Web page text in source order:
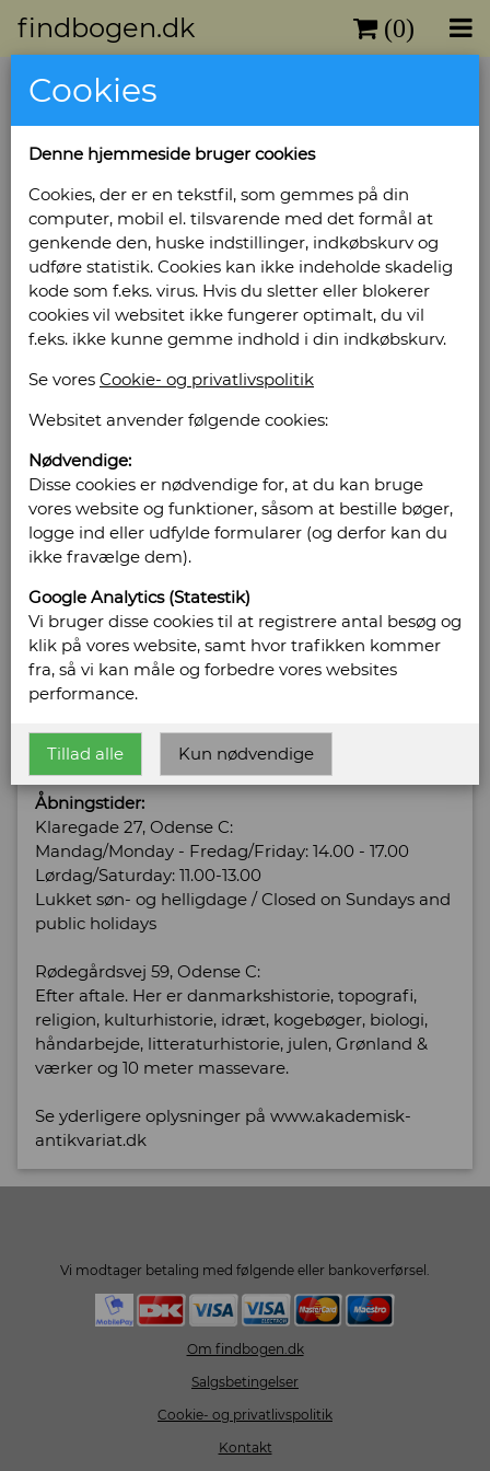
findbogen.dk (0)
Adolf Hitlers Proklamation til det
Udgivet år: 1941 -
Bog ID: 1831
Pjece
Pris: Kr. 105,00
Læg i kurv
Sælges af: Akademisk
Antikvariat
Klaregade 27
5000 Odense C
Telefonnr: 66 17 75 48
CVR/SE: 12316275
Hjemmeside: http://www.akademisk-antikvariat.dk
Email: info@akademisk-antikvariat.dk
Vis alle bøger fra Akademisk Antikvariat
Åbningstider:
Klaregade 27, Odense C:
Mandag/Monday - Fredag/Friday: 14.00 - 17.00
Lørdag/Saturday: 11.00-13.00
Lukket søn- og helligdage / Closed on Sundays and
public holidays
Rødegårdsvej 59, Odense C:
Efter aftale. Her er danmarkshistorie, topografi,
religion, kulturhistorie, idræt, kogebøger, biologi,
håndarbejde, litteraturhistorie, julen, Grønland &
værker og 10 meter massevare.
Se yderligere oplysninger på www.akademisk-
antikvariat.dk
Vi modtager betaling med følgende eller bankoverførsel.
Om findbogen.dk
Salgsbetingelser
Cookie- og privatlivspolitik
Kontakt
Cookies
Denne hjemmeside bruger cookies
Cookies, der er en tekstfil, som gemmes på din
computer, mobil el. tilsvarende med det formål at
genkende den, huske indstillinger, indkøbskurv og
udføre statistik. Cookies kan ikke indeholde skadelig
kode som f.eks. virus. Hvis du sletter eller blokerer
cookies vil websitet ikke fungerer optimalt, du vil
f.eks. ikke kunne gemme indhold i din indkøbskurv.
Se vores Cookie- og privatlivspolitik
Websitet anvender følgende cookies:
Nødvendige:
Disse cookies er nødvendige for, at du kan bruge
vores website og funktioner, såsom at bestille bøger,
logge ind eller udfylde formularer (og derfor kan du
ikke fravælge dem).
Google Analytics (Statestik)
Vi bruger disse cookies til at registrere antal besøg og
klik på vores website, samt hvor trafikken kommer
fra, så vi kan måle og forbedre vores websites
performance.
Tillad alle Kun nødvendige